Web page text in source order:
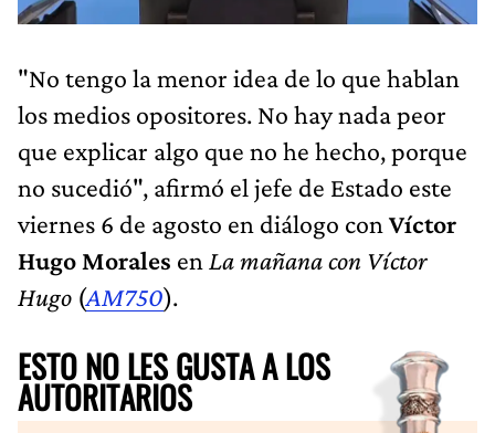
"No tengo la menor idea de lo que hablan
los medios opositores. No hay nada peor
que explicar algo que no he hecho, porque
no sucedió", afirmó el jefe de Estado este
viernes 6 de agosto en diálogo con Víctor
Hugo Morales en La mañana con Víctor
Hugo (AM750).
ESTO NO LES GUSTA A LOS
AUTORITARIOS